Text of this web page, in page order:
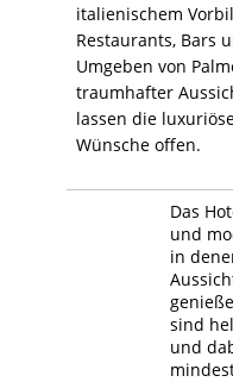
italienischem
Restaurants, Bars
Umgeben von
traumhafter
lassen die
Wünsche offen.
Das
und
in
sind
und